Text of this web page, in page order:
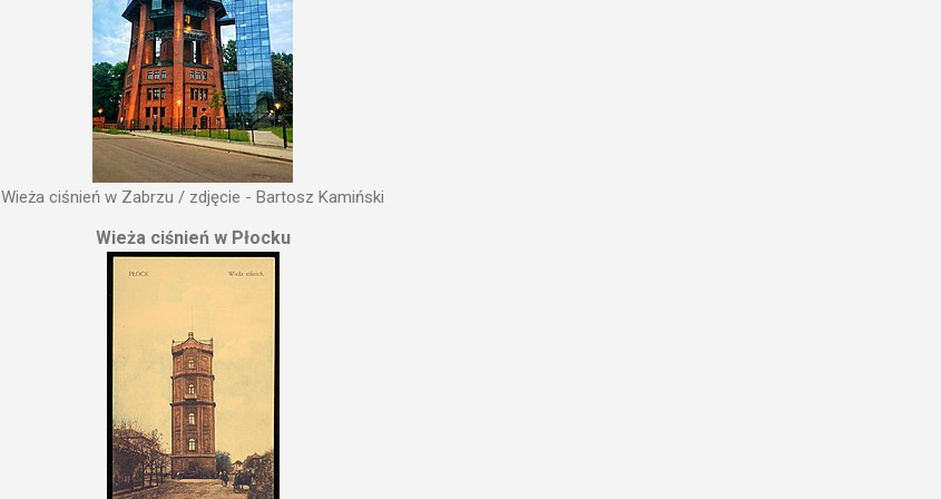
Wieża ciśnień w Zabrzu / zdjęcie - Bartosz Kamiński
Wieża ciśnień w Płocku